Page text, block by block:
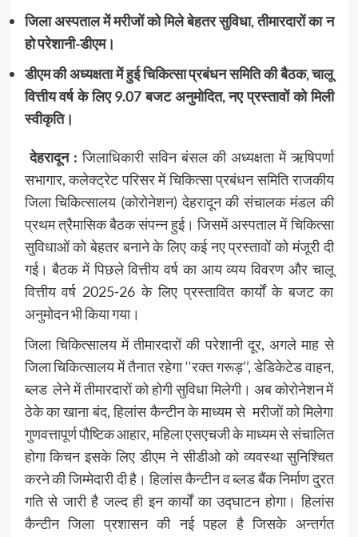
जिला अस्पताल में मरीजों को मिले बेहतर सुविधा, तीमारदारों का न
हो परेशानी-डीएम।
डीएम की अध्यक्षता में हुई चिकित्सा प्रबंधन समिति की बैठक, चालू
वित्तीय वर्ष के लिए 9.07 बजट अनुमोदित, नए प्रस्तावों को मिली
स्वीकृति।
देहरादून : जिलाधिकारी सविन बंसल की अध्यक्षता में ऋषिपर्णा
सभागार, कलेक्ट्रेट परिसर में चिकित्सा प्रबंधन समिति राजकीय
जिला चिकित्सालय (कोरोनेशन) देहरादून की संचालक मंडल की
प्रथम त्रैमासिक बैठक संपन्न हुई। जिसमें अस्पताल में चिकित्सा
सुविधाओं को बेहतर बनाने के लिए कई नए प्रस्तावों को मंजूरी दी
गई। बैठक में पिछले वित्तीय वर्ष का आय व्यय विवरण और चालू
वित्तीय वर्ष 2025-26 के लिए प्रस्तावित कार्यों के बजट का
अनुमोदन भी किया गया।
जिला चिकित्सालय में तीमारदारों की परेशानी दूर, अगले माह से
जिला चिकित्सालय में तैनात रहेगा ‘‘रक्त गरूड़’’, डेडिकेटेड वाहन,
ब्लड लेने में तीमारदारों को होगी सुविधा मिलेगी। अब कोरोनेशन में
ठेके का खाना बंद, हिलांस कैन्टीन के माध्यम से मरीजों को मिलेगा
गुणवत्तापूर्ण पौष्टिक आहार, महिला एसएचजी के माध्यम से संचालित
होगा किचन इसके लिए डीएम ने सीडीओ को व्यवस्था सुनिश्चित
करने की जिम्मेदारी दी है। हिलांस कैन्टीन व ब्लड बैंक निर्माण दु्रत
गति से जारी है जल्द ही इन कार्यों का उद्घाटन होगा। हिलांस
कैन्टीन जिला प्रशासन की नई पहल है जिसके अन्तर्गत